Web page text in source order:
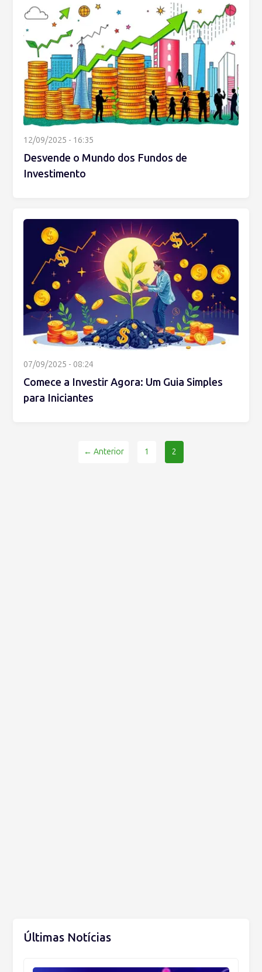
12/09/2025 - 16:35
Desvende o Mundo dos Fundos de
Investimento
07/09/2025 - 08:24
Comece a Investir Agora: Um Guia Simples
para Iniciantes
← Anterior 1 2
Últimas Notícias